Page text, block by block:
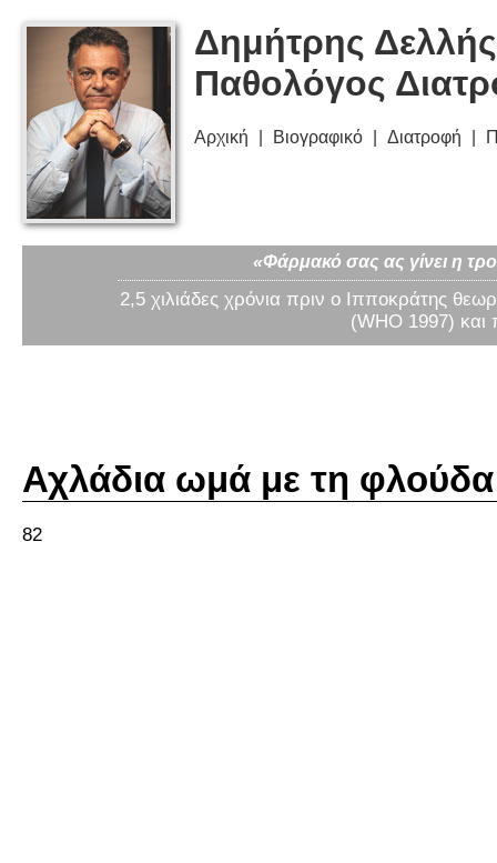
Δημήτρης
Παθολόγος
Αρχική Βιογραφικό Διατροφή
«Φάρμακό σας ας γίνει η
2,5 χιλιάδες χρόνια πριν ο Ιπποκράτης
(WHO 1997) και
Αχλάδια ωμά με τη φλούδα
82